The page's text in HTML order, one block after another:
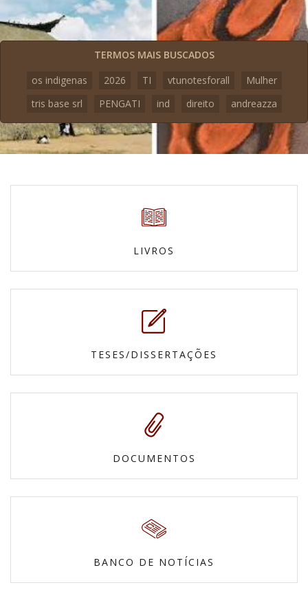
TERMOS MAIS BUSCADOS
os indigenas
2026 TI vtunotesforall
Mulher
tris base srl
PENGATI ind direito andreazza
LIVROS
TESES/DISSERTAÇÕES
DOCUMENTOS
BANCO DE NOTÍCIAS